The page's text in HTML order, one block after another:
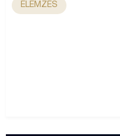
ELEMZÉS